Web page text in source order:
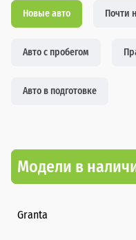
Новые авто Почти
Авто с пробегом
Авто в подготовке
Модели в
Granta